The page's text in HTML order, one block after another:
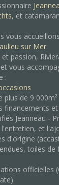
, et
vous
sur Mer.
passion,
vous
:
de 9 000m²
financements
Jeanneau -
et
d'origine
toiles de
officielles